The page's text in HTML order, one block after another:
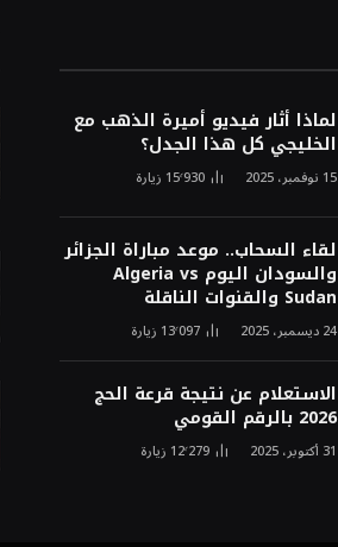
لماذا أثار فيديو أميرة الذهب مع
الخليجي كل هذا الجدل؟
15 نوفمبر، 2025 15٬930 زيارة
لقاء السحاب.. موعد مباراة الجزائر
والسودان اليوم Algeria vs
Sudan والقنوات الناقلة
24 ديسمبر، 2025 13٬097 زيارة
الاستعلام عن نتيجة قرعة الحج
2026 بالرقم القومي
31 أكتوبر، 2025 12٬279 زيارة